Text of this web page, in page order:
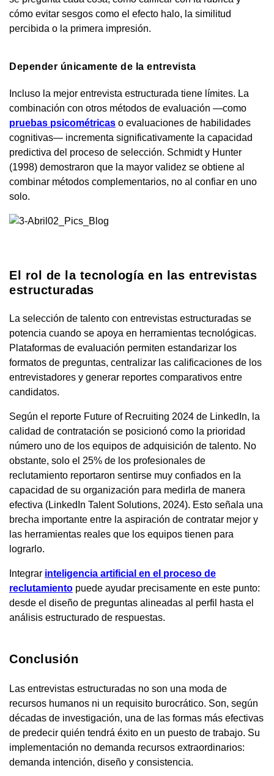
cómo evitar sesgos como el efecto halo, la similitud
percibida o la primera impresión.
Depender únicamente de la entrevista
Incluso la mejor entrevista estructurada tiene límites. La
combinación con otros métodos de evaluación —como
pruebas psicométricas o evaluaciones de habilidades
cognitivas— incrementa significativamente la capacidad
predictiva del proceso de selección. Schmidt y Hunter
(1998) demostraron que la mayor validez se obtiene al
combinar métodos complementarios, no al confiar en uno
solo.
El rol de la tecnología en las entrevistas
estructuradas
La selección de talento con entrevistas estructuradas se
potencia cuando se apoya en herramientas tecnológicas.
Plataformas de evaluación permiten estandarizar los
formatos de preguntas, centralizar las calificaciones de los
entrevistadores y generar reportes comparativos entre
candidatos.
Según el reporte Future of Recruiting 2024 de LinkedIn, la
calidad de contratación se posicionó como la prioridad
número uno de los equipos de adquisición de talento. No
obstante, solo el 25% de los profesionales de
reclutamiento reportaron sentirse muy confiados en la
capacidad de su organización para medirla de manera
efectiva (LinkedIn Talent Solutions, 2024). Esto señala una
brecha importante entre la aspiración de contratar mejor y
las herramientas reales que los equipos tienen para
lograrlo.
Integrar inteligencia artificial en el proceso de
reclutamiento puede ayudar precisamente en este punto:
desde el diseño de preguntas alineadas al perfil hasta el
análisis estructurado de respuestas.
Conclusión
Las entrevistas estructuradas no son una moda de
recursos humanos ni un requisito burocrático. Son, según
décadas de investigación, una de las formas más efectivas
de predecir quién tendrá éxito en un puesto de trabajo. Su
implementación no demanda recursos extraordinarios:
demanda intención, diseño y consistencia.